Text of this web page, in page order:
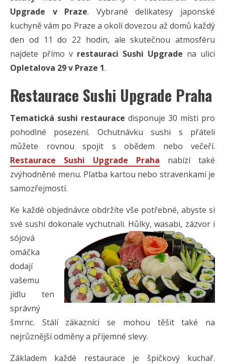
Upgrade v Praze. Vybrané delikatesy japonské
kuchyně vám po Praze a okolí dovezou až domů každý
den od 11 do 22 hodin, ale skutečnou atmosféru
najdete přímo v restauraci Sushi Upgrade na ulici
Opletalova 29 v Praze 1.
Restaurace Sushi Upgrade Praha
Tematická sushi restaurace disponuje 30 místi pro
pohodlné posezení. Ochutnávku sushi s přáteli
můžete rovnou spojit s obědem nebo večeří.
Restaurace Sushi Upgrade Praha nabízí také
zvýhodněné menu. Platba kartou nebo stravenkami je
samozřejmostí.
Ke každé objednávce obdržíte vše potřebné, abyste si
své sushi dokonale vychutnali. Hůlky, wasabi, zázvor i
sójová
omáčka
dodají
vašemu
jídlu ten
správný
šmrnc. Stálí zákazníci se mohou těšit také na
nejrůznější odměny a příjemné slevy.
Základem každé restaurace je špičkový kuchař.